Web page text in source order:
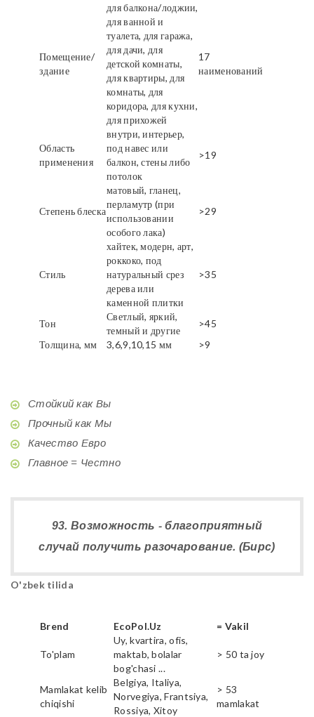
Помещение/
здание
для балкона/лоджии,
для ванной и
туалета, для гаража,
для дачи, для
детской комнаты,
для квартиры, для
комнаты, для
коридора, для кухни,
для прихожей
17
наименований
Область
применения
внутри, интерьер,
под навес или
балкон, стены либо
потолок
>19
Степень блеска
матовый, гланец,
перламутр (при
использовании
особого лака)
>29
Стиль
хайтек, модерн, арт,
роккоко, под
натуральный срез
дерева или
каменной плитки
>35
Тон
Светлый, яркий,
темный и другие
>45
Толщина, мм
3,6,9,10,15 мм >9
Стойкий как Вы
Прочный как Мы
Качество Евро
Главное = Честно
93. Возможность - благоприятный
случай получить разочарование. (Бирс)
O'zbek tilida
Brend EcoPol.Uz = Vakil
To'plam
Uy, kvartira, ofis,
maktab, bolalar
bog'chasi ...
> 50 ta joy
Mamlakat kelib
chiqishi
Belgiya, Italiya,
Norvegiya, Frantsiya,
Rossiya, Xitoy
> 53
mamlakat